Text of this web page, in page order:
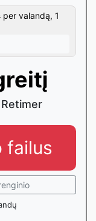
valandą, 1
failus